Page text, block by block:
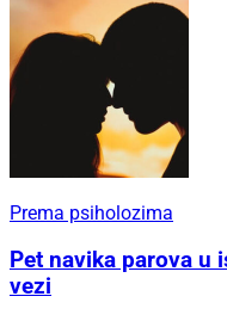
Prema psiholozima
Pet navika parova
vezi